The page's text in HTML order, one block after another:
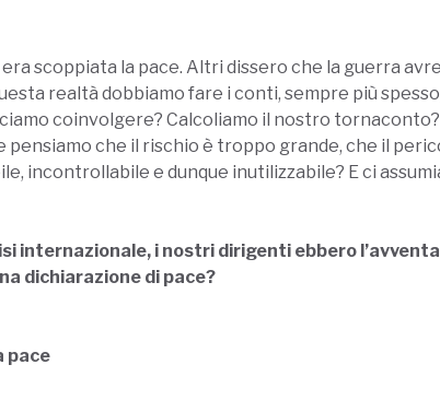
scoppiata la pace. Altri dissero che la guerra
realtà dobbiamo fare i conti, sempre più
coinvolgere? Calcoliamo il nostro
che il rischio è troppo grande, che il
incontrollabile e dunque inutilizzabile? E ci
internazionale, i nostri dirigenti ebbero
dichiarazione di pace?
pace